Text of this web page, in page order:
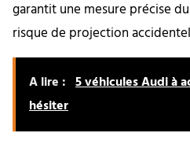
garantit une mesure précise
risque de projection
A lire : 5 véhicules Audi à
hésiter